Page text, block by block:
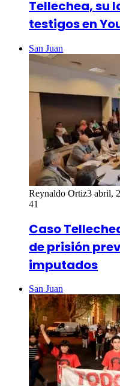
Tellechea, su
testigos en
San Juan
Reynaldo Ortiz3 abril,
41
Caso
de prisión
imputados
San Juan